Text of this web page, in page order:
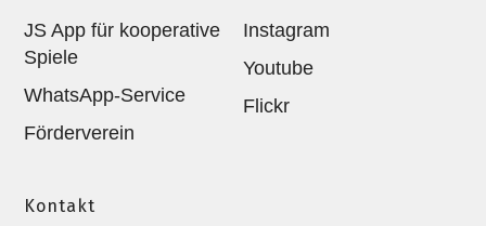
JS App für kooperative
Spiele
WhatsApp-Service
Förderverein
Instagram
Youtube
Flickr
Kontakt